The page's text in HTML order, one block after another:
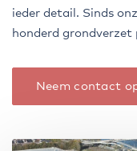
ieder detail. Sinds
honderd grondverzet
Neem contact